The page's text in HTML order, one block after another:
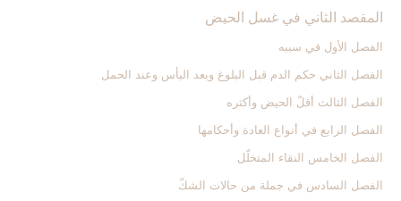
المقصد الثاني في غسل الحيض‏
الفصل الأول في سببه
الفصل الثاني حكم الدم قبل البلوغ وبعد اليأس وعند الحمل‏
الفصل الثالث أقلّ الحيض وأكثره‏
الفصل الرابع في أنواع العادة وأحكامها
الفصل الخامس النقاء المتخلّل‏
الفصل السادس في جملة من حالات الشكّ‏